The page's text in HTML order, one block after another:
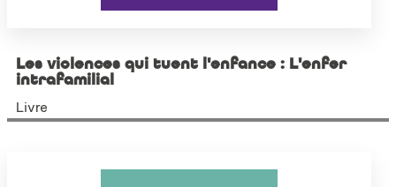
Les violences qui tuent l'enfance : L'enfer
intrafamilial
Livre